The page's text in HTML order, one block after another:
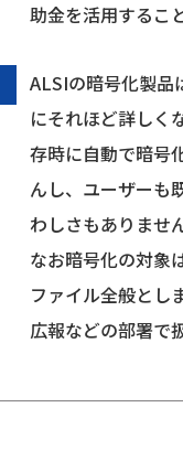
助金を活用するこ
ALSIの暗号化製品
にそれほど詳しく
存時に自動で暗号
んし、ユーザーも
わしさもありませ
なお暗号化の対象
ファイル全般とし
広報などの部署で